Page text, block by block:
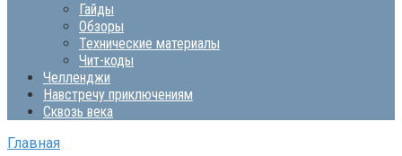
Гайды
Обзоры
Технические материалы
Чит-коды
Челленджи
Навстречу приключениям
Сквозь века
Главная